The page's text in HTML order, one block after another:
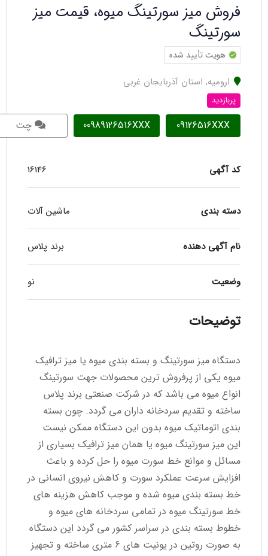
فروش میز سورتینگ میوه، قیمت میز
سورتینگ
هویت تأیید شده
ارومیه, استان آذربایجان غربی
پربازدید
09126516XXX
00989126516XXX چت
کد آگهی 16146
دسته بندی ماشین آلات
نام آگهی دهنده برند پلاس
وضعیت نو
توضیحات
دستگاه میز سورتینگ و بسته بندی میوه یا میز ترافیک
میوه یکی از پرفروش ترین محصولات جهت سورتینگ
انواع میوه می باشد که در شرکت صنعتی برند پلاس
ساخته و تقدیم سردخانه داران می گردد. چون بسته
بندی اتوماتیک میوه بدون این دستگاه ممکن نیست
این میز سورتینگ میوه یا همان میز ترافیک بسیاری از
مسائل و موانع خط سورت میوه را حل کرده و باعث
افزایش سرعت عملکرد سورت و کاهش نیروی انسانی در
خط بسته بندی میوه شده و موجب کاهش هزینه های
خط سورتینگ میوه در تمامی سردخانه های میوه و
خطوط بسته بندی در سراسر کشور می گردد این دستگاه
به صورت روتین در یونیت های 6 متری ساخته و تجهیز